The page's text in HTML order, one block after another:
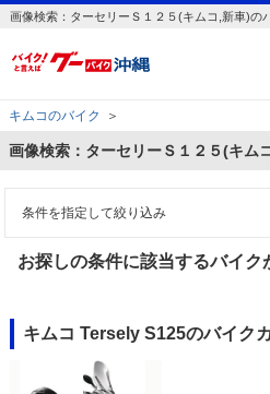
画像検索：ターセリーＳ１２５(キムコ,新車)の
キムコのバイク ＞
画像検索：ターセリーＳ１２５(キム
条件を指定して絞り込み
お探しの条件に該当するバイク
キムコ Tersely S125のバイク